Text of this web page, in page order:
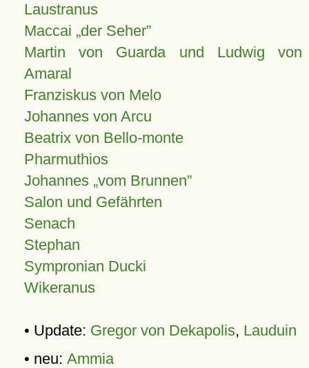
Laustranus
Maccai „der Seher”
Martin von Guarda und Ludwig von
Amaral
Franziskus von Melo
Johannes von Arcu
Beatrix von Bello-monte
Pharmuthios
Johannes vom Brunnen
Salon und Gefährten
Senach
Stephan
Sympronian Ducki
Wikeranus
• Update: Gregor von Dekapolis, Lauduin
• neu: Ammia